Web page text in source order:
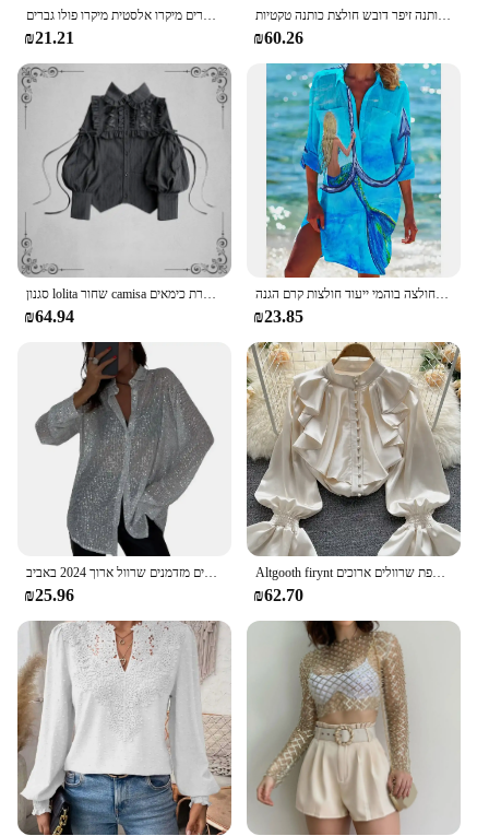
חולצת פולו קצרה גברים של רוכסן גברים מזדמנים בגדי גברים מיקרו אלסטית מיקרו פולו גברים
₪21.21
חולצה קרבית של גברים שרוול ארוך 1/4 חולצת כותנה זיפר דובש חולצת כותנה טקטיות
₪60.26
סגנון lolita שחור camisa ארוך שרוול נשים חולצות וינטג תחבושת וינטג 'חבוש כימאים מהודרת כימאים
₪64.94
ארוך שרוול חולצה כפתור עד כיס חולצה חולצות נשים אופנה ג 'לי דגי הדפסת ארוך חולצה בוהמי ייעוד חולצות קרם הגנה
₪23.85
₪25.96
Altgooth firynt אלגנטי חולצה רופפת שרוולים ארוכים ruffles o-הצוואר הערווה נשים עדינה משרד עדין החולצה מזדמנים
₪62.70